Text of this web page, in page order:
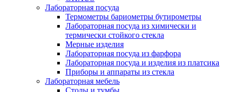
Лабораторная посуда
Термометры бариометры бутирометры
Лабораторная посуда из химически и
термически стойкого стекла
Мерные изделия
Лабораторная посуда из фарфора
Лабораторная посуда и изделия из платсика
Приборы и аппараты из стекла
Лабораторная мебель